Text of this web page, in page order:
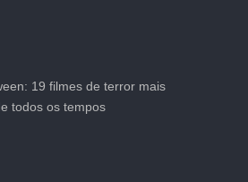
19 filmes de terror mais
todos os tempos